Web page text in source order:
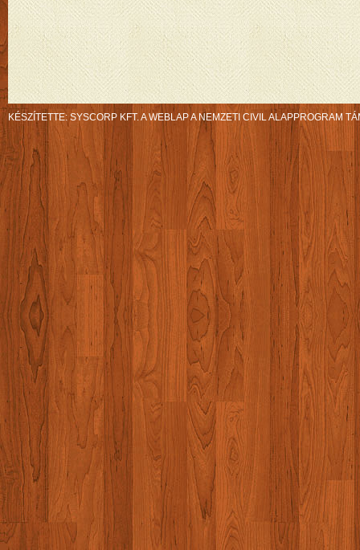
KÉSZÍTETTE:SYSCORP KFT.A WEBLAP A NEMZETI CIVIL ALAPPROGRAM